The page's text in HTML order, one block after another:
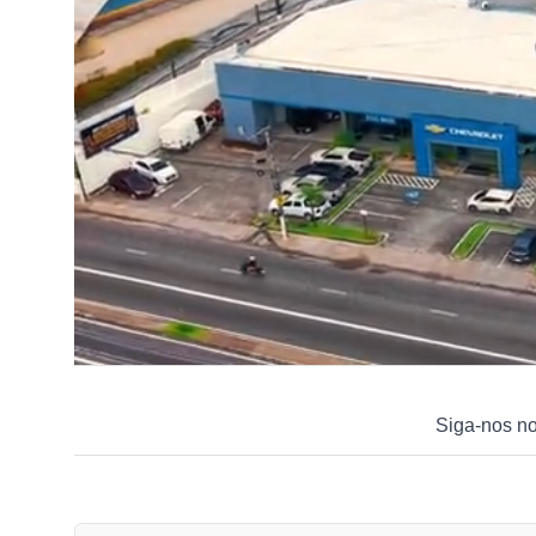
Siga-nos